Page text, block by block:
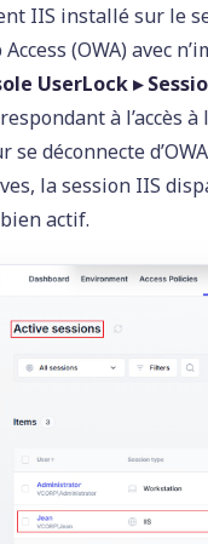
IIS installé sur le
(OWA) avec
UserLock ▸
à l’accès
se déconnecte
la session IIS
actif.